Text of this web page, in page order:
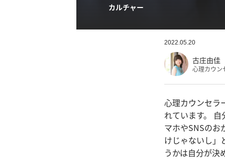
カルチャー
2022.05.20
古庄由佳
心理カウン
心理カウンセラ
れています。
マホやSNSのお
けじゃないし」
うかは自分が決